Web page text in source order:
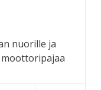
nuorille ja